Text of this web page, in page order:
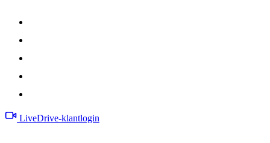
LiveDrive-klantlogin